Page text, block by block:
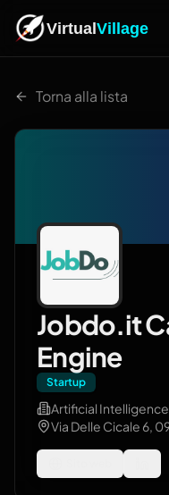
VirtualVillage
Torna alla lista
Jobdo.it
Engine
Startup
Artificial Intelligence
Via Delle Cicale 6,